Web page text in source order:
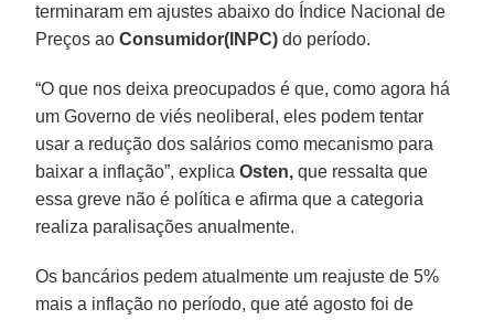
terminaram em ajustes abaixo do Índice Nacional de
Preços aoConsumidor(INPC) do período.
“O que nos deixa preocupados é que, como agora há
um Governo de viés neoliberal, eles podem tentar
usar a redução dos salários como mecanismo para
baixar a inflação”, explicaOsten, que ressalta que
essa greve não é política e afirma que a categoria
realiza paralisações anualmente.
Os bancários pedem atualmente um reajuste de 5%
mais a inflação no período, que até agosto foi de